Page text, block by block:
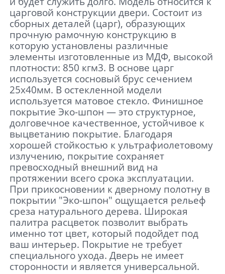
царговой конструкции двери. Состоит из
сборных деталей (царг), образующих
прочную рамочную конструкцию в
которую установлены различные
элементы изготовленные из МДФ, высокой
плотности: 850 кгм3. В основе царг
используется сосновый брус сечением
25х40мм. В остекленной модели
используется матовое стекло. Финишное
покрытие Эко-шпон — это структурное,
долговечное качественное, устойчивое к
выцветанию покрытие. Благодаря
хорошей стойкостью к ультрафиолетовому
излучению, покрытие сохраняет
превосходный внешний вид на
протяжении всего срока эксплуатации.
При прикосновении к дверному полотну в
покрытии "Эко-шпон" ощущается рельеф
среза натурального дерева. Широкая
палитра расцветок позволит выбрать
именно тот цвет, который подойдет под
ваш интерьер. Покрытие не требует
специального ухода. Дверь не имеет
сторонности и является универсальной.